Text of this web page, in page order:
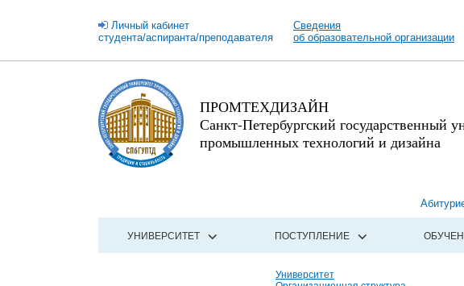
Личный кабинет
студента/аспиранта/преподавателя
Сведения
об образовательной организации
ПРОМТЕХДИЗАЙН
Санкт-Петербургский государственный
промышленных технологий и дизайна
УНИВЕРСИТЕТ ПОСТУПЛЕНИЕ
Университет